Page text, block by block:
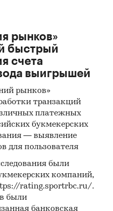
рынков»
быстрый
счета
выигрышей
рынков»
транзакций
платежных
букмекерских
— выявление
для пользователя
были
компаний,
rating.sportrbc.ru/.
были
банковская